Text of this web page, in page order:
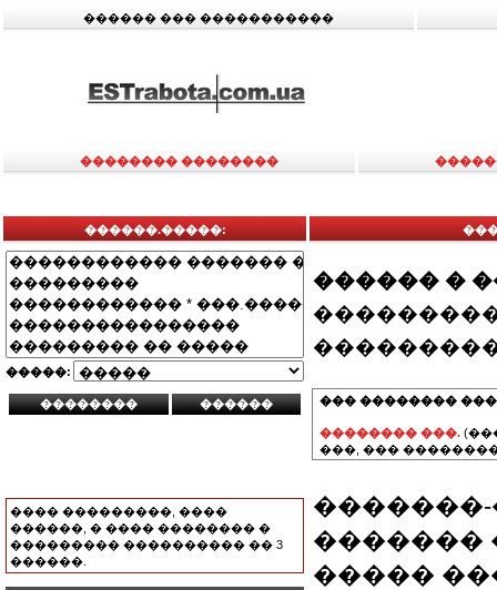
������ ��� �����������
�������� ��������
������.�����:
�����:
���� ���������, ����
������, � ���� �������� �
��������� ���������� �� 3
������.
������ �
��� ��������
�������� ���.
���, ���
�������
�����